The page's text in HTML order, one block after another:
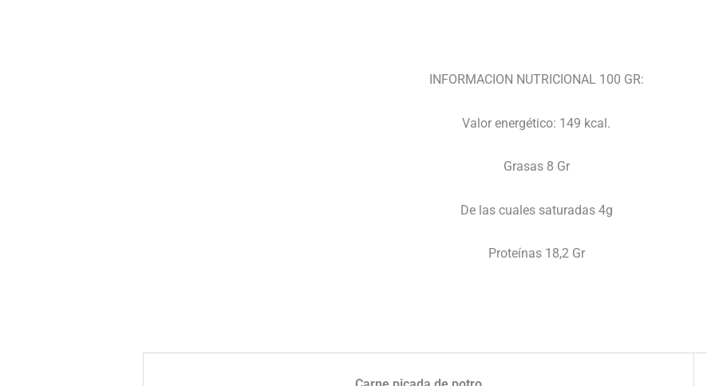
INFORMACION NUTRICIONAL 100 GR:
Valor energético: 149 kcal.
Grasas 8 Gr
De las cuales saturadas 4g
Proteínas 18,2 Gr